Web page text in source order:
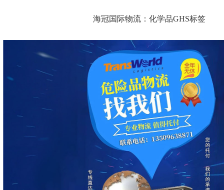
海冠国际物流：化学品GHS标签